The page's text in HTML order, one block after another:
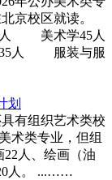
京校区就读。
美术学45人
人 服装与服
划
有组织艺术类校
类专业，但组
人、绘画（油
人。 ...……